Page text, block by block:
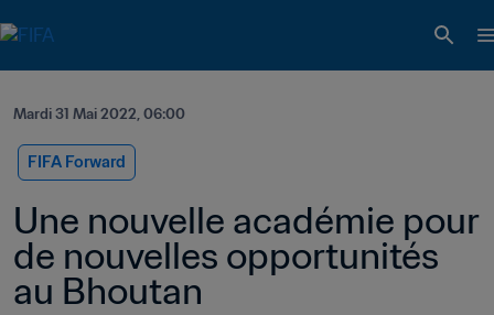
Mardi 31 Mai 2022, 06:00
FIFA Forward
Une nouvelle académie pour
de nouvelles opportunités
au Bhoutan